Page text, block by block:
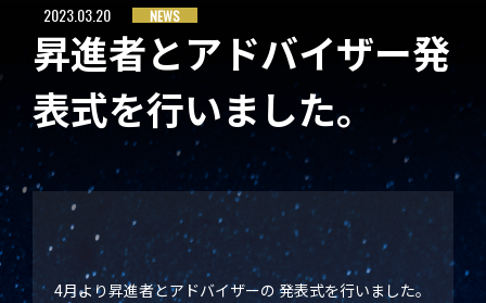
NEWS
2023.03.20
昇進者とアドバイザー発
表式を行いました。
4月より昇進者とアドバイザーの 発表式を行いました。